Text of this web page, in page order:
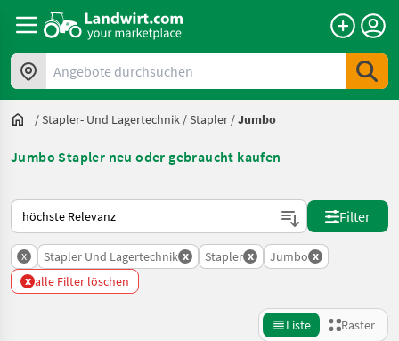
Angebote durchsuchen
/Stapler- Und Lagertechnik /Stapler /Jumbo
Jumbo Stapler neu oder gebraucht kaufen
So wird auf Landwirt.com sortiert
Filter
x Stapler Und Lagertechnik x Stapler x Jumbo x
x alle Filter löschen
Liste Raster